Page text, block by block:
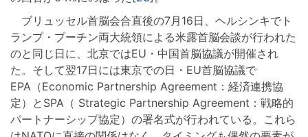
ブリュッセル首脳会合直後の7月16日、ヘルシンキでト
ランプ・プーチン両大統領による米露首脳会談が行われた
のと同じ日に、北京ではEU・中国首脳協議が開催され
た。そして翌17日には東京での日・EU首脳協議で
EPA（Economic Partnership Agreement：経済連携協
定）とSPA（ Strategic Partnership Agreement：戦略的
パートナーシップ協定）の署名式が行われている。これら